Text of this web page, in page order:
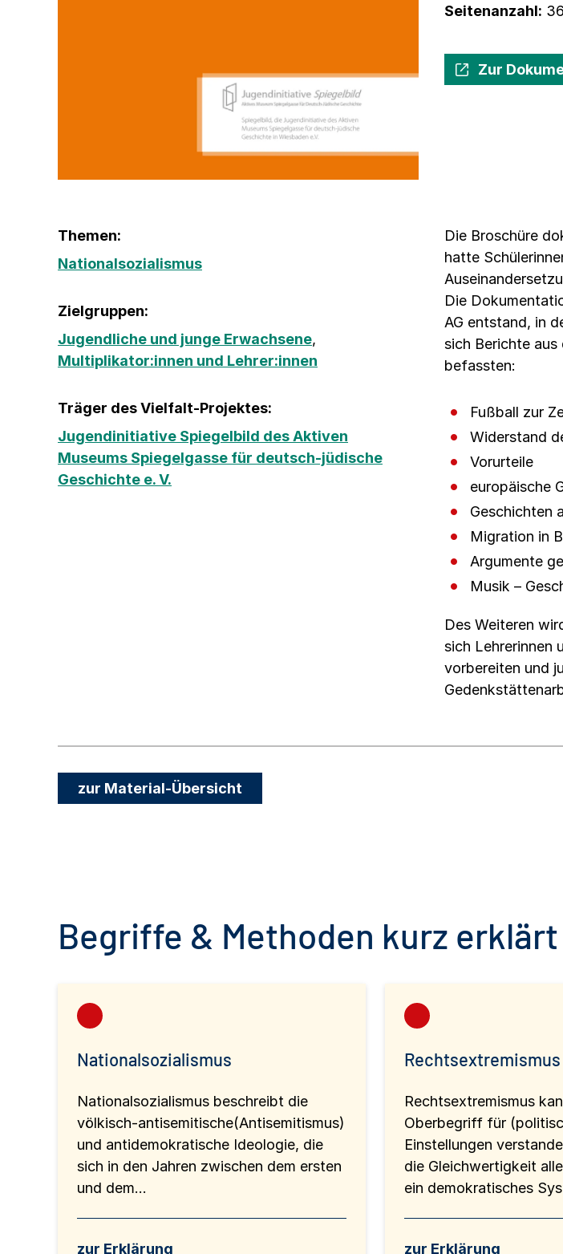
Seitenanzahl: 36
Zur
Themen:
Nationalsozialismus
Zielgruppen:
Jugendliche und junge Erwachsene,
Multiplikator:innen und Lehrer:innen
Träger des Vielfalt-Projektes:
Jugendinitiative Spiegelbild des Aktiven
Museums Spiegelgasse für deutsch-jüdische
Geschichte e. V.
Die Broschüre
hatte
Die
AG entstand, in
sich Berichte
befassten:
Fußball zur
Widerstand
Vorurteile
europäische
Geschichten
Migration in
Argumente
Musik –
Des Weiteren
sich Lehrerinnen
vorbereiten und
zur Material-Übersicht
Begriffe & Methoden kurz erklärt
Nationalsozialismus
Nationalsozialismus beschreibt die
völkisch-antisemitische(Antisemitismus)
und antidemokratische Ideologie, die
sich in den Jahren zwischen dem ersten
und dem...
zur Erklärung
Rechtsextremismus
Rechtsextremismus
Oberbegriff für
Einstellungen
die Gleichwertigkeit
ein demokratisches
zur Erklärung